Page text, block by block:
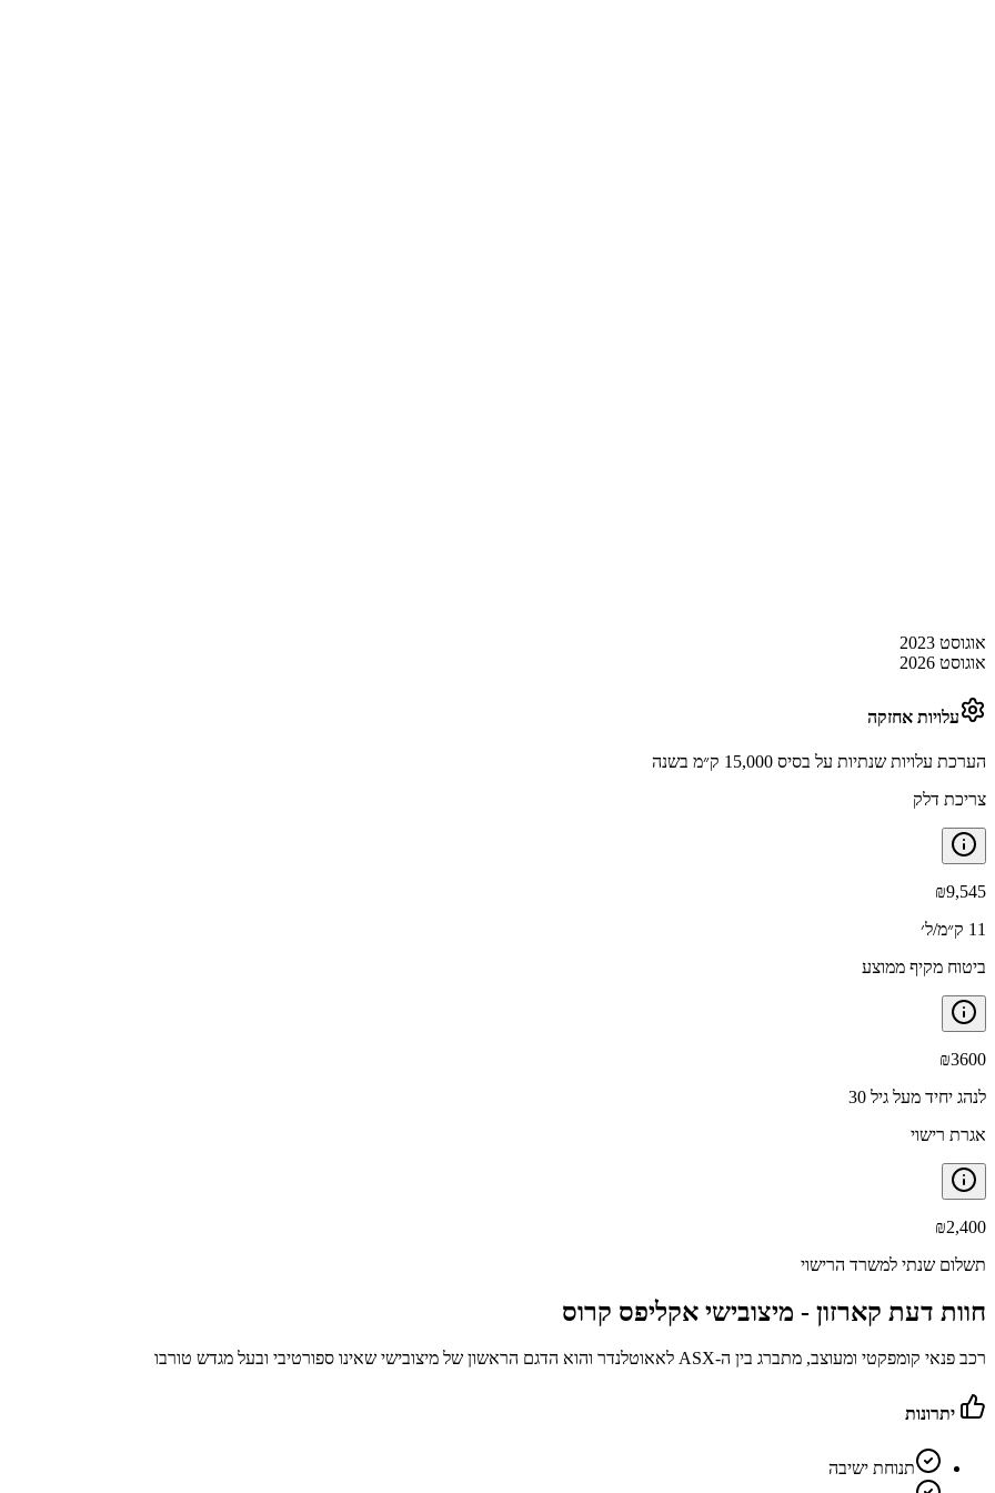
אוגוסט 2023
אוגוסט 2026
עלויות אחזקה
הערכת עלויות שנתיות על בסיס 15,000 ק״מ בשנה
צריכת דלק
₪9,545
11 ק״מ/ל׳
ביטוח מקיף ממוצע
₪3600
לנהג יחיד מעל גיל 30
אגרת רישוי
₪2,400
תשלום שנתי למשרד הרישוי
חוות דעת קארזון - מיצובישי אקליפס קרוס
רכב פנאי קומפקטי ומעוצב, מתברג בין ה-ASX לאאוטלנדר והוא הדגם הראשון של מיצובישי שאינו ספורטיבי ובעל מגדש טורבו
יתרונות
תנוחת ישיבה